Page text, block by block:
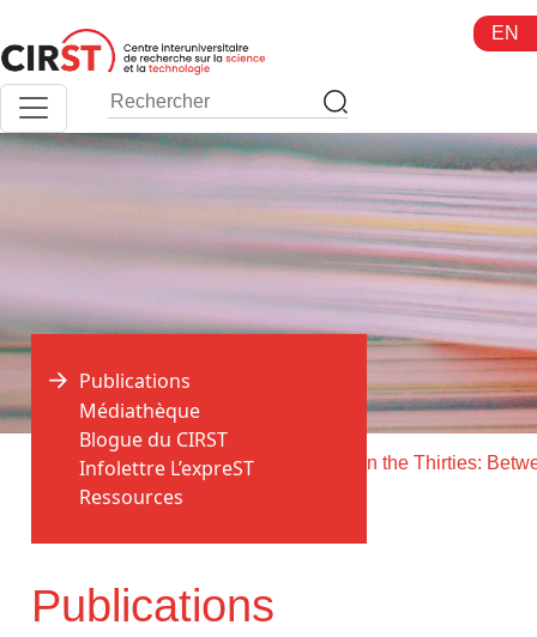
au
contenu
EN
Accueil > Publications >
Publications
Publications
Médiathèque
Blogue du CIRST
Infolettre L’expreST
Ressources